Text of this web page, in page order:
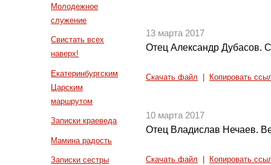
Молодежное
служение
Свистать всех
наверх!
Екатеринбургским
Царским
маршрутом
Записки краеведа
Мамина радость
Записки сестры
13 марта 2017
Отец Александр Дубасов.
Скачать файл Копировать
10 марта 2017
Отец Владислав Нечаев.
Скачать файл Копировать